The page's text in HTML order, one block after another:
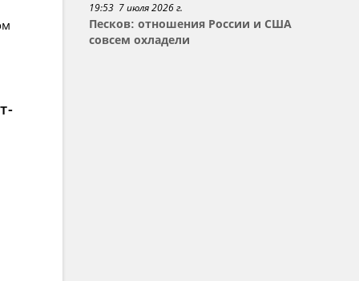
19:53 7 июля 2026 г.
Песков: отношения России и США
совсем охладели